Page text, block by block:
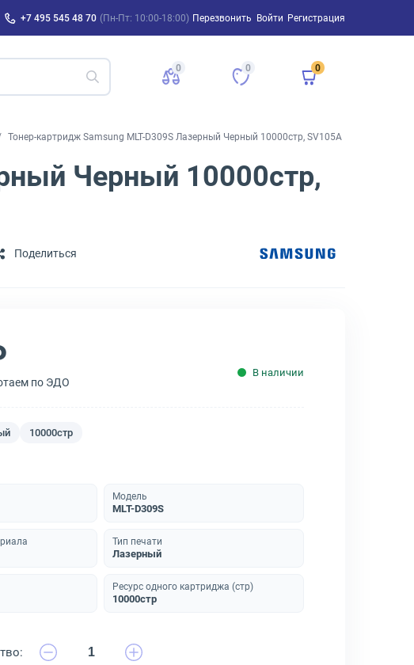
+7 495 545 48 70 (Пн-Пт: 10:00-18:00) Перезвонить Войти Регистрация
0 0 0
Тонер-картридж Samsung MLT-D309S Лазерный Черный 10000стр, SV105A
Черный 10000стр,
Поделиться
по ЭДО
В наличии
10000стр
Модель
MLT-D309S
Тип печати
Лазерный
Ресурс одного картриджа (стр)
10000стр